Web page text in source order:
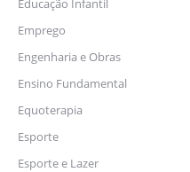
Educação Infantil
Emprego
Engenharia e Obras
Ensino Fundamental
Equoterapia
Esporte
Esporte e Lazer